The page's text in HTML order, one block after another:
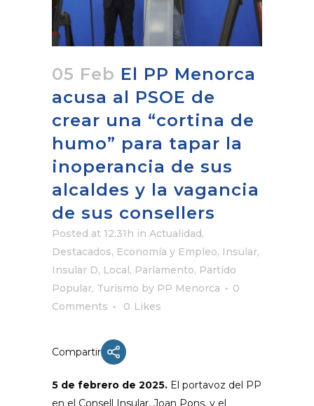
05 Feb El PP Menorca
acusa al PSOE de
crear una “cortina de
humo” para tapar la
inoperancia de sus
alcaldes y la vagancia
de sus consellers
Posted at 12:31h in Actualidad,
Destacados, Economía y Empleo, Insular,
Insular D, Local, Parlamento, Partido
Popular, Turismo by PP Menorca
0
Comments
0 Likes
Compartir
5 de febrero de 2025. El portavoz del PP
en el Consell Insular, Joan Pons, y el